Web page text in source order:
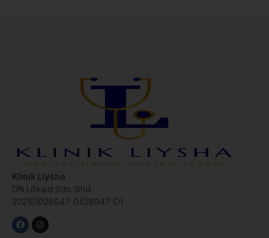
Klinik Liysha
DN Lifeaid Sdn. Bhd.
202101028647 (1428947-D)